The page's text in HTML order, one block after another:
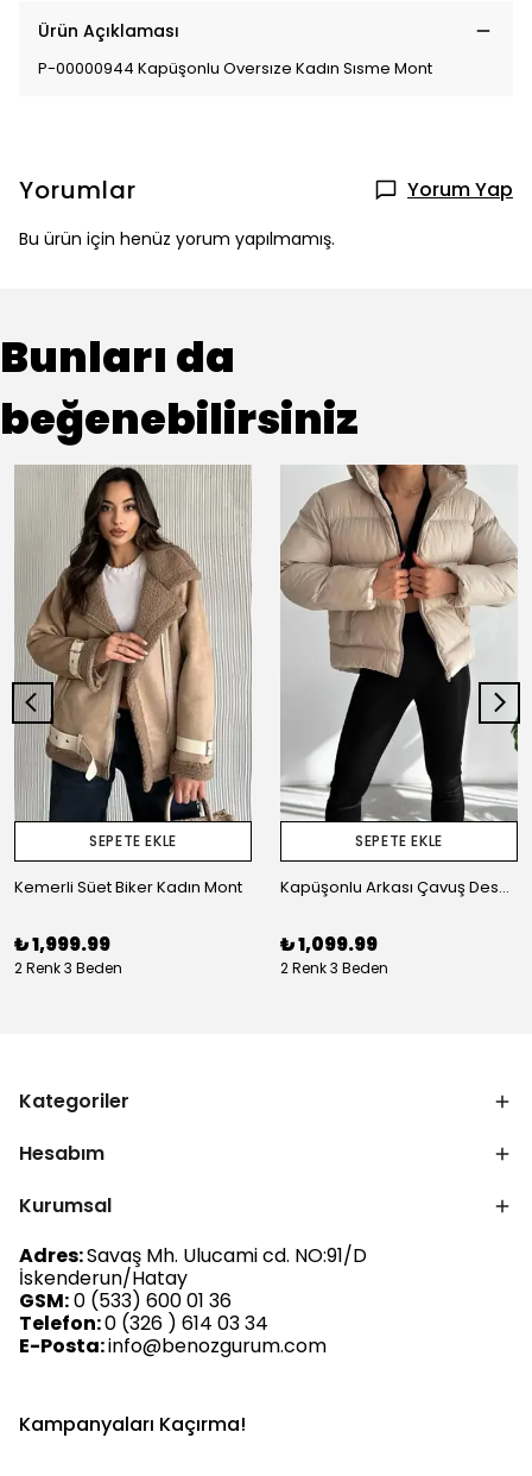
Ürün Açıklaması
P-00000944 Kapüşonlu Oversıze Kadın Sısme Mont
Yorumlar Yorum Yap
Bu ürün için henüz yorum yapılmamış.
Bunları da
beğenebilirsiniz
SEPETE EKLE
Kemerli Süet Biker Kadın Mont
₺ 1,999.99
2 Renk 3 Beden
SEPETE EKLE
Kapüşonlu Arkası Çavuş Desen Kadın Şişme Mont
₺ 1,099.99
2 Renk 3 Beden
Kategoriler
Hesabım
Kurumsal
Adres:Savaş Mh. Ulucami cd. NO:91/D
İskenderun/Hatay
GSM:0 (533) 600 01 36
Telefon:0 (326 ) 614 03 34
E-Posta:info@benozgurum.com
Kampanyaları Kaçırma!